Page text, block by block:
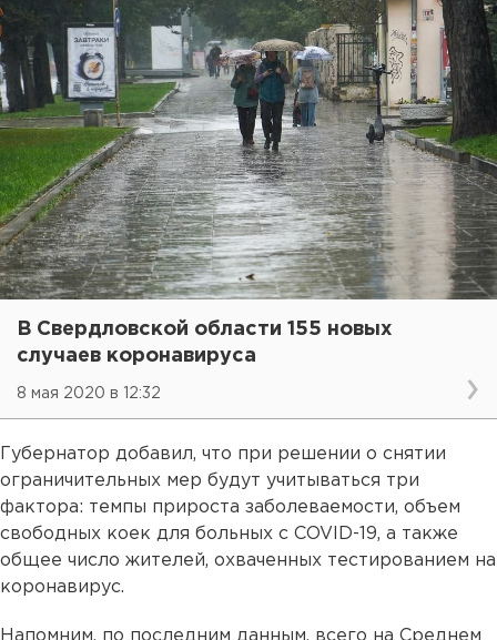
В Свердловской области 155 новых
случаев коронавируса
8 мая 2020 в 12:32
Губернатор добавил, что при решении о снятии
ограничительных мер будут учитываться три
фактора: темпы прироста заболеваемости, объем
свободных коек для больных с COVID-19, а также
общее число жителей, охваченных тестированием на
коронавирус.
Напомним, по последним данным, всего на Среднем